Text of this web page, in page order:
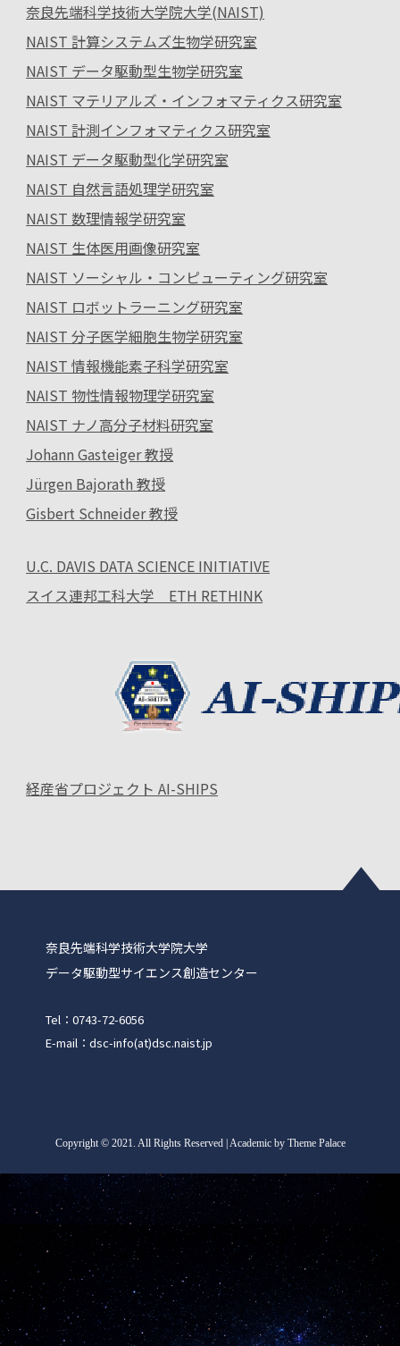
奈良先端科学技術大学院大学(NAIST)
NAIST 計算システムズ生物学研究室
NAIST データ駆動型生物学研究室
NAIST マテリアルズ・インフォマティクス研究室
NAIST 計測インフォマティクス研究室
NAIST データ駆動型化学研究室
NAIST 自然言語処理学研究室
NAIST 数理情報学研究室
NAIST 生体医用画像研究室
NAIST ソーシャル・コンピューティング研究室
NAIST ロボットラーニング研究室
NAIST 分子医学細胞生物学研究室
NAIST 情報機能素子科学研究室
NAIST 物性情報物理学研究室
NAIST ナノ高分子材料研究室
Johann Gasteiger 教授
Jürgen Bajorath 教授
Gisbert Schneider 教授
U.C. DAVIS DATA SCIENCE INITIATIVE
スイス連邦工科大学 ETH RETHINK
経産省プロジェクト AI-SHIPS
奈良先端科学技術大学院大学
データ駆動型サイエンス創造センター
Tel：0743-72-6056
E-mail：dsc-info(at)dsc.naist.jp
Copyright©2021. All Rights Reserved | Academic by Theme Palace